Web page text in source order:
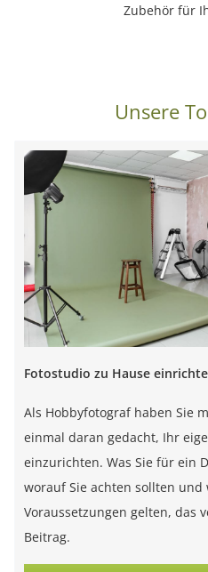
Zubehör für
Unsere
Fotostudio zu Hause
Als Hobbyfotograf haben Sie
einmal daran gedacht, Ihr
einzurichten. Was Sie für ein
worauf Sie achten sollten und
Voraussetzungen gelten, das
Beitrag.